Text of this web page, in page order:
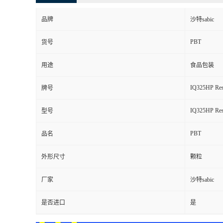
品牌 沙特sabic
货号 PBT
用途 食品包装
牌号 IQ325HP
型号 IQ325HP
品名 PBT
外形尺寸 颗粒
厂家 沙特sabic
是否进口 是